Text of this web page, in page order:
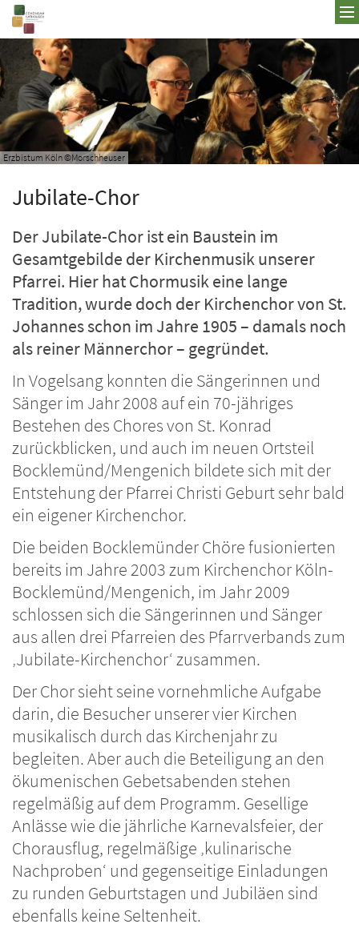
Zum Inhalt springen
Erzbistum Köln ©Morschheuser
Jubilate-Chor
Der Jubilate-Chor ist ein Baustein im
Gesamtgebilde der Kirchenmusik unserer
Pfarrei. Hier hat Chormusik eine lange
Tradition, wurde doch der Kirchenchor von St.
Johannes schon im Jahre 1905 – damals noch
als reiner Männerchor – gegründet.
In Vogelsang konnten die Sängerinnen und
Sänger im Jahr 2008 auf ein 70-jähriges
Bestehen des Chores von St. Konrad
zurückblicken, und auch im neuen Ortsteil
Bocklemünd/Mengenich bildete sich mit der
Entstehung der Pfarrei Christi Geburt sehr bald
ein eigener Kirchenchor.
Die beiden Bocklemünder Chöre fusionierten
bereits im Jahre 2003 zum Kirchenchor Köln-
Bocklemünd/Mengenich, im Jahr 2009
schlossen sich die Sängerinnen und Sänger
aus allen drei Pfarreien des Pfarrverbands zum
‚Jubilate-Kirchenchor‘ zusammen.
Der Chor sieht seine vornehmliche Aufgabe
darin, die Besucher unserer vier Kirchen
musikalisch durch das Kirchenjahr zu
begleiten. Aber auch die Beteiligung an den
ökumenischen Gebetsabenden stehen
regelmäßig auf dem Programm. Gesellige
Anlässe wie die jährliche Karnevalsfeier, der
Chorausflug, regelmäßige ‚kulinarische
Nachproben‘ und gegenseitige Einladungen
zu runden Geburtstagen und Jubiläen sind
ebenfalls keine Seltenheit.